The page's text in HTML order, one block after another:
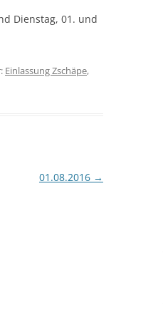
Dienstag, 01. und
Einlassung Zschäpe,
01.08.2016 →